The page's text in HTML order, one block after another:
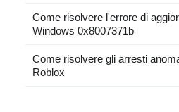
Come risolvere l'errore di
Windows 0x8007371b
Come risolvere gli arresti
Roblox